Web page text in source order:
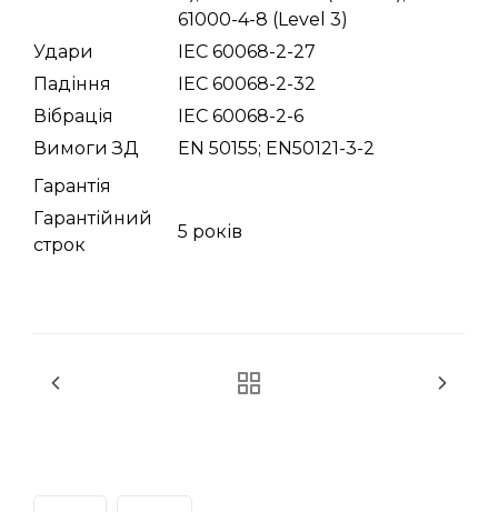
61000-4-8 (Level 3)
Удари
IEC 60068-2-27
Падіння
IEC 60068-2-32
Вібрація
IEC 60068-2-6
Вимоги ЗД
EN 50155; EN50121-3-2
Гарантія
Гарантійний
строк
5 років